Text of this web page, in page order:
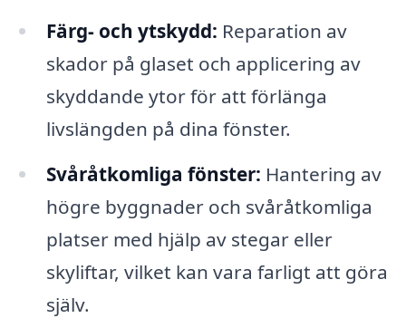
Färg- och ytskydd: Reparation av
skador på glaset och applicering av
skyddande ytor för att förlänga
livslängden på dina fönster.
Svåråtkomliga fönster: Hantering av
högre byggnader och svåråtkomliga
platser med hjälp av stegar eller
skyliftar, vilket kan vara farligt att göra
själv.